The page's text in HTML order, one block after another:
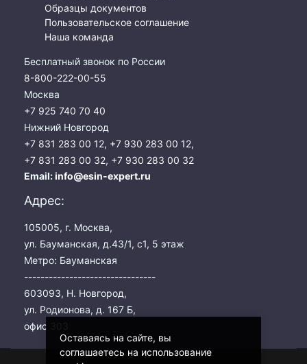
Оставаясь на сайте, вы
соглашаетесь на использование
Образцы документов
Пользовательское соглашение
Наша команда
Бесплатный звонок по России
8-800-222-00-55
Москва
+7 925 740 70 40
Нижний Новгород
+7 831 283 00 12, +7 930 283 00 12,
+7 831 283 00 32, +7 930 283 00 32
Email:info@esin-expert.ru
Адрес:
105005, г. Москва,
ул. Бауманская, д.43/1, с1, 5 этаж
Метро: Бауманская
--------------------------------
603093, Н. Новгород,
ул. Родионова, д. 167 Б,
офис 303